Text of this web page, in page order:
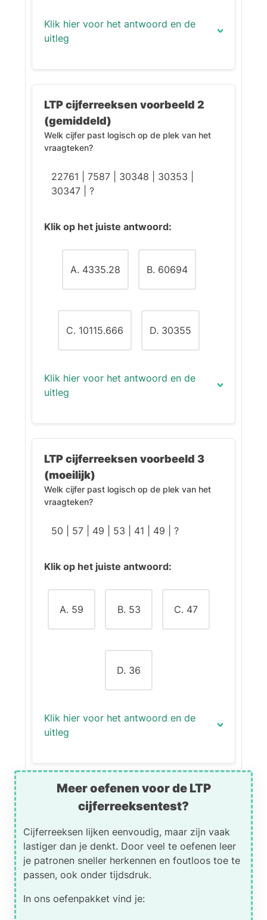
Klik hier voor het antwoord en de
uitleg
Uitleg:
Bij elke stap wordt het getal
verdrievoudigd ten opzichte van
het vorige.
LTP cijferreeksen voorbeeld 2
(gemiddeld)
Welk cijfer past logisch op de plek van het
vraagteken?
22761 | 7587 | 30348 | 30353 |
30347 | ?
Klik op het juiste antwoord:
A. 4335.28 B. 60694
C. 10115.666 D. 30355
Klik hier voor het antwoord en de
uitleg
Uitleg:
De reeks volgt een vast patroon
van bewerkingen:
De soort bewerking
volgorde:
Het getal waarmee
bewerkt wordt, stijgt
waarbij je niet alleen het patroon
van de bewerkingen moet
oplopende getal waarmee je
rekent.
22761 ÷ 3 = 7587
7587 × 4 = 30348
30353 – 6 = 30347
30347 ÷ 7 = 4335.28
Tips om het patroon snel te
uitrekenen van de makkelijkste
LTP cijferreeksen voorbeeld 3
(moeilijk)
Welk cijfer past logisch op de plek van het
vraagteken?
50 | 57 | 49 | 53 | 41 | 49 | ?
Klik op het juiste antwoord:
A. 59 B. 53 C. 47
D. 36
Klik hier voor het antwoord en de
uitleg
Het juiste antwoord is (D):36.
Uitleg:
patroon in de verschillen tussen
de getallen. Die verschillen
vormen op zichzelf weer een
reeks:
7 | 8 | 4 | 12 | 8 | 13
Meer oefenen voor de LTP
cijferreeksentest?
Cijferreeksen lijken eenvoudig, maar zijn vaak
lastiger dan je denkt. Door veel te oefenen leer
je patronen sneller herkennen en foutloos toe te
passen, ook onder tijdsdruk.
In ons oefenpakket vind je: